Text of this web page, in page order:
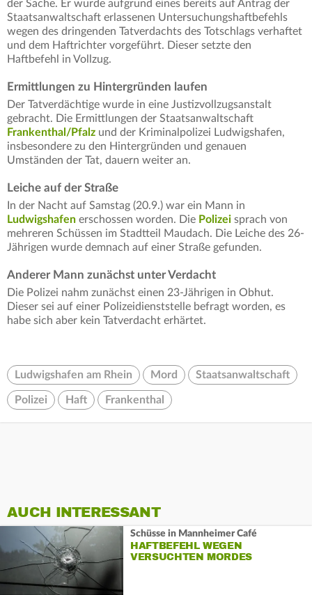
der Sache. Er wurde aufgrund eines bereits auf Antrag der
Staatsanwaltschaft erlassenen Untersuchungshaftbefehls
wegen des dringenden Tatverdachts des Totschlags verhaftet
und dem Haftrichter vorgeführt. Dieser setzte den
Haftbefehl in Vollzug.
Ermittlungen zu Hintergründen laufen
Der Tatverdächtige wurde in eine Justizvollzugsanstalt
gebracht. Die Ermittlungen der Staatsanwaltschaft
Frankenthal/Pfalz und der Kriminalpolizei Ludwigshafen,
insbesondere zu den Hintergründen und genauen
Umständen der Tat, dauern weiter an.
Leiche auf der Straße
In der Nacht auf Samstag (20.9.) war ein Mann in
Ludwigshafen erschossen worden. Die Polizei sprach von
mehreren Schüssen im Stadtteil Maudach. Die Leiche des 26-
Jährigen wurde demnach auf einer Straße gefunden.
Anderer Mann zunächst unter Verdacht
Die Polizei nahm zunächst einen 23-Jährigen in Obhut.
Dieser sei auf einer Polizeidienststelle befragt worden, es
habe sich aber kein Tatverdacht erhärtet.
Ludwigshafen am Rhein Mord Staatsanwaltschaft
Polizei Haft Frankenthal
AUCH INTERESSANT
Schüsse in Mannheimer Café
HAFTBEFEHL WEGEN
VERSUCHTEN MORDES